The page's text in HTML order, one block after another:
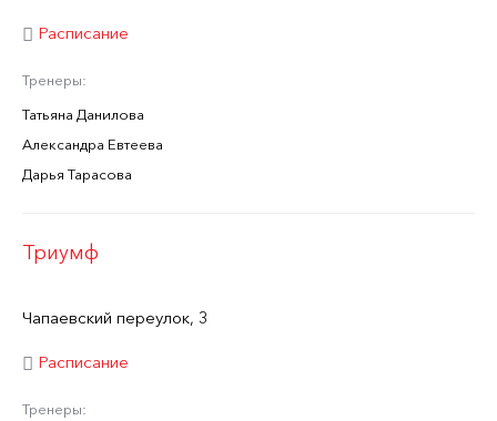
Расписание
Тренеры:
Татьяна Данилова
Александра Евтеева
Дарья Тарасова
Триумф
Чапаевский переулок, 3
Расписание
Тренеры: